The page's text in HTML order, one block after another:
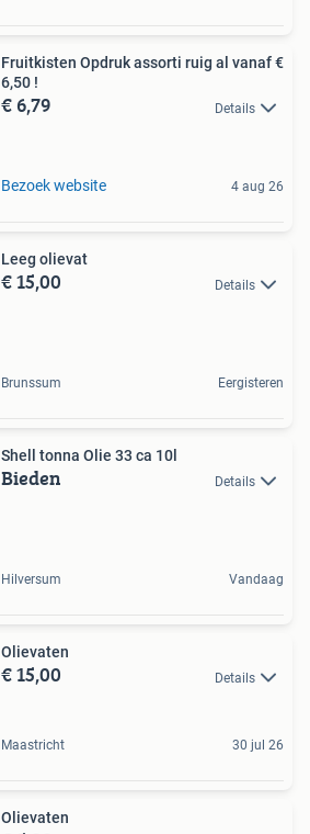
Fruitkisten Opdruk assorti ruig al vanaf €
6,50 !
€ 6,79 Details
Bezoek website 4 aug 26
Leeg olievat
€ 15,00 Details
Brunssum Eergisteren
Shell tonna Olie 33 ca 10l
Bieden Details
Hilversum Vandaag
Olievaten
€ 15,00 Details
Maastricht 30 jul 26
Olievaten